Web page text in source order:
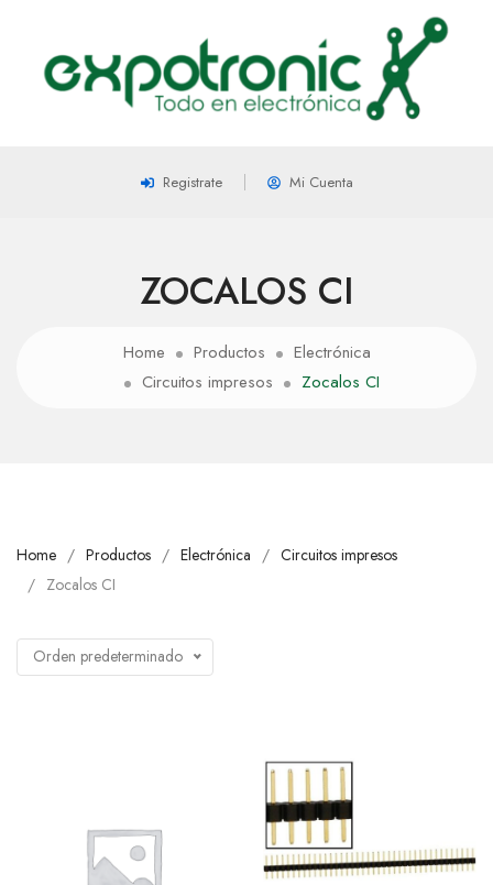
Registrate Mi Cuenta
ZOCALOS CI
Home Productos
Electrónica
Circuitos impresos
Zocalos CI
Home Productos Electrónica
Circuitos impresos
Zocalos CI
Orden predeterminado